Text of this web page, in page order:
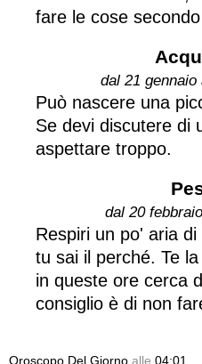
fare le cose
dal 21
Può nascere una
Se devi discutere di
aspettare troppo.
dal 20
Respiri un po' aria
tu sai il perché. Te
in queste ore cerca
consiglio è di non
Oroscopo Del Giorno alle 04:01